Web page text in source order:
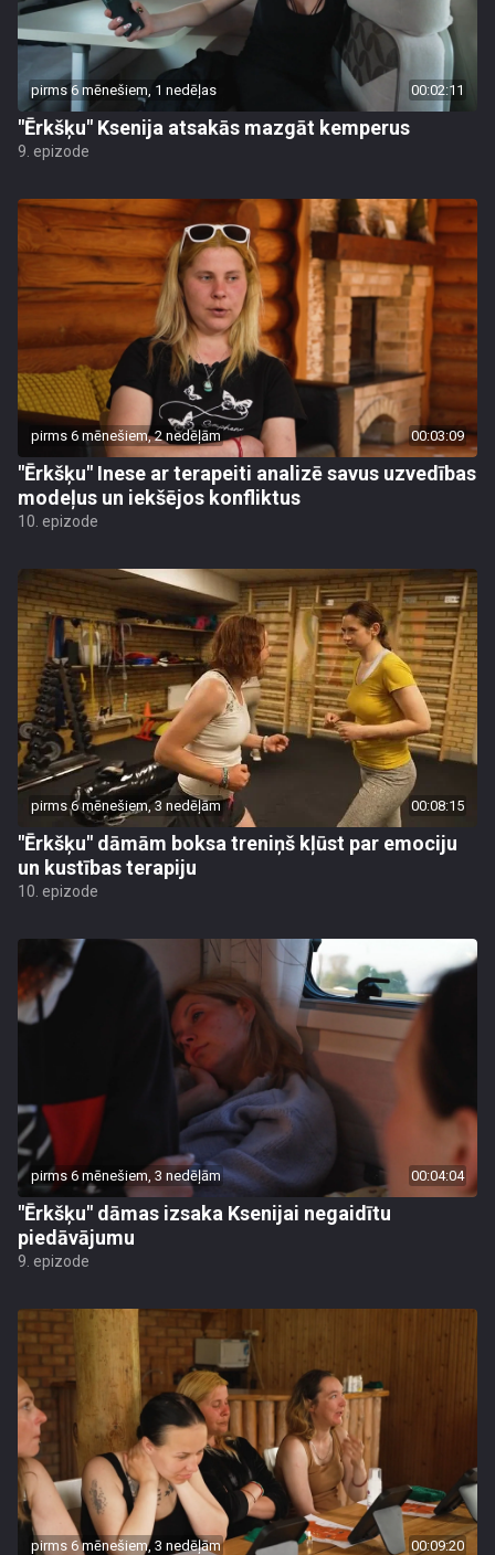
pirms 6 mēnešiem, 1 nedēļas 00:02:11
"Ērkšķu" Ksenija atsakās mazgāt kemperus
9. epizode
pirms 6 mēnešiem, 2 nedēļām 00:03:09
"Ērkšķu" Inese ar terapeiti analizē savus uzvedības
modeļus un iekšējos konfliktus
10. epizode
pirms 6 mēnešiem, 3 nedēļām 00:08:15
"Ērkšķu" dāmām boksa treniņš kļūst par emociju
un kustības terapiju
10. epizode
pirms 6 mēnešiem, 3 nedēļām 00:04:04
"Ērkšķu" dāmas izsaka Ksenijai negaidītu
piedāvājumu
9. epizode
pirms 6 mēnešiem, 3 nedēļām 00:09:20